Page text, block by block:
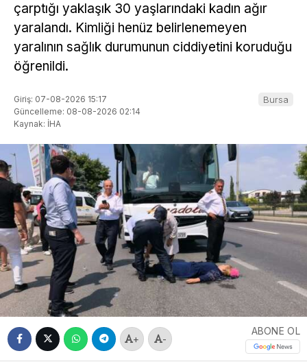
çarptığı yaklaşık 30 yaşlarındaki kadın ağır
yaralandı. Kimliği henüz belirlenemeyen
yaralının sağlık durumunun ciddiyetini koruduğu
öğrenildi.
Giriş: 07-08-2026 15:17
Güncelleme: 08-08-2026 02:14
Kaynak: İHA
Bursa
+ -
ABONE OL